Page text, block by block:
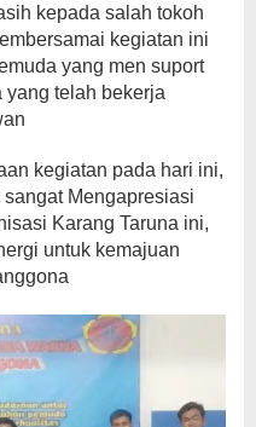
kepada salah tokoh
kegiatan ini
yang men suport
yang telah bekerja
kegiatan pada hari ini,
Mengapresiasi
Karang Taruna ini,
untuk kemajuan